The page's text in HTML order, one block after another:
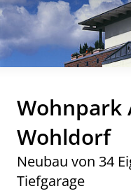
Wohnpark
Wohldorf
Neubau von 34
Tiefgarage